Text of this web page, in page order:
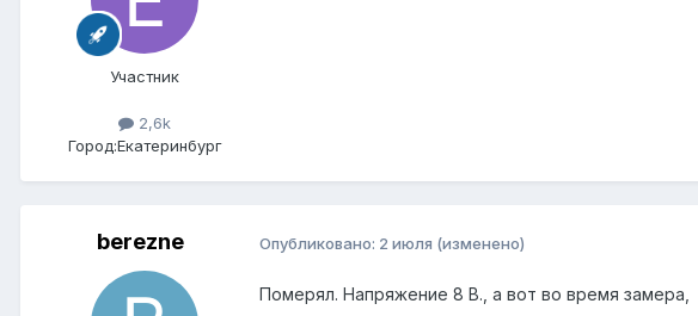
Участник
2,6k
Город:Екатеринбург
berezne Опубликовано: 2 июля (изменено)
Померял. Напряжение 8 В., а вот во время